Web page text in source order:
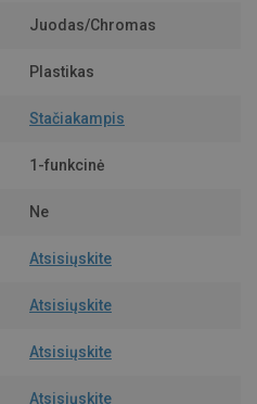
Juodas/Chromas
Plastikas
Stačiakampis
1-funkcinė
Ne
Atsisiųskite
Atsisiųskite
Atsisiųskite
Atsisiųskite